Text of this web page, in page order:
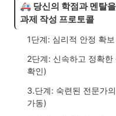
🚑 당신의 학점과 멘탈
과제 작성 프로토콜
1단계: 심리적 안정 확
2단계: 신속하고 정확
확인)
3.단계: 숙련된 전문가
가동)